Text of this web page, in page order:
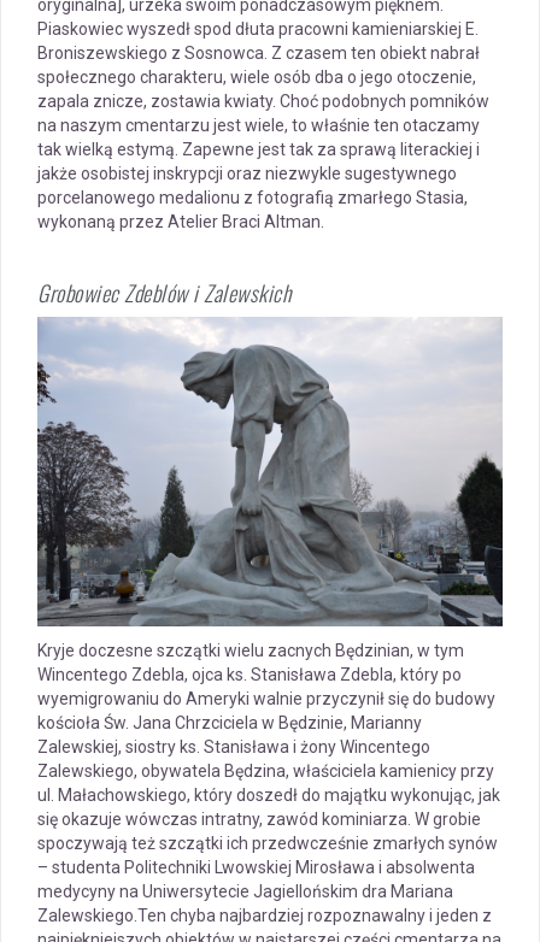
oryginalna], urzeka swoim ponadczasowym pięknem.
Piaskowiec wyszedł spod dłuta pracowni kamieniarskiej E.
Broniszewskiego z Sosnowca. Z czasem ten obiekt nabrał
społecznego charakteru, wiele osób dba o jego otoczenie,
zapala znicze, zostawia kwiaty. Choć podobnych pomników
na naszym cmentarzu jest wiele, to właśnie ten otaczamy
tak wielką estymą. Zapewne jest tak za sprawą literackiej i
jakże osobistej inskrypcji oraz niezwykle sugestywnego
porcelanowego medalionu z fotografią zmarłego Stasia,
wykonaną przez Atelier Braci Altman.
Grobowiec Zdeblów i Zalewskich
Kryje doczesne szczątki wielu zacnych Będzinian, w tym
Wincentego Zdebla, ojca ks. Stanisława Zdebla, który po
wyemigrowaniu do Ameryki walnie przyczynił się do budowy
kościoła Św. Jana Chrzciciela w Będzinie, Marianny
Zalewskiej, siostry ks. Stanisława i żony Wincentego
Zalewskiego, obywatela Będzina, właściciela kamienicy przy
ul. Małachowskiego, który doszedł do majątku wykonując, jak
się okazuje wówczas intratny, zawód kominiarza. W grobie
spoczywają też szczątki ich przedwcześnie zmarłych synów
– studenta Politechniki Lwowskiej Mirosława i absolwenta
medycyny na Uniwersytecie Jagiellońskim dra Mariana
Zalewskiego.Ten chyba najbardziej rozpoznawalny i jeden z